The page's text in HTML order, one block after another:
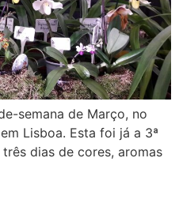
semana de Março, no
Lisboa. Esta foi já a 3ª
dias de cores, aromas